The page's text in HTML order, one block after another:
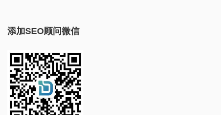
添加SEO顾问微信